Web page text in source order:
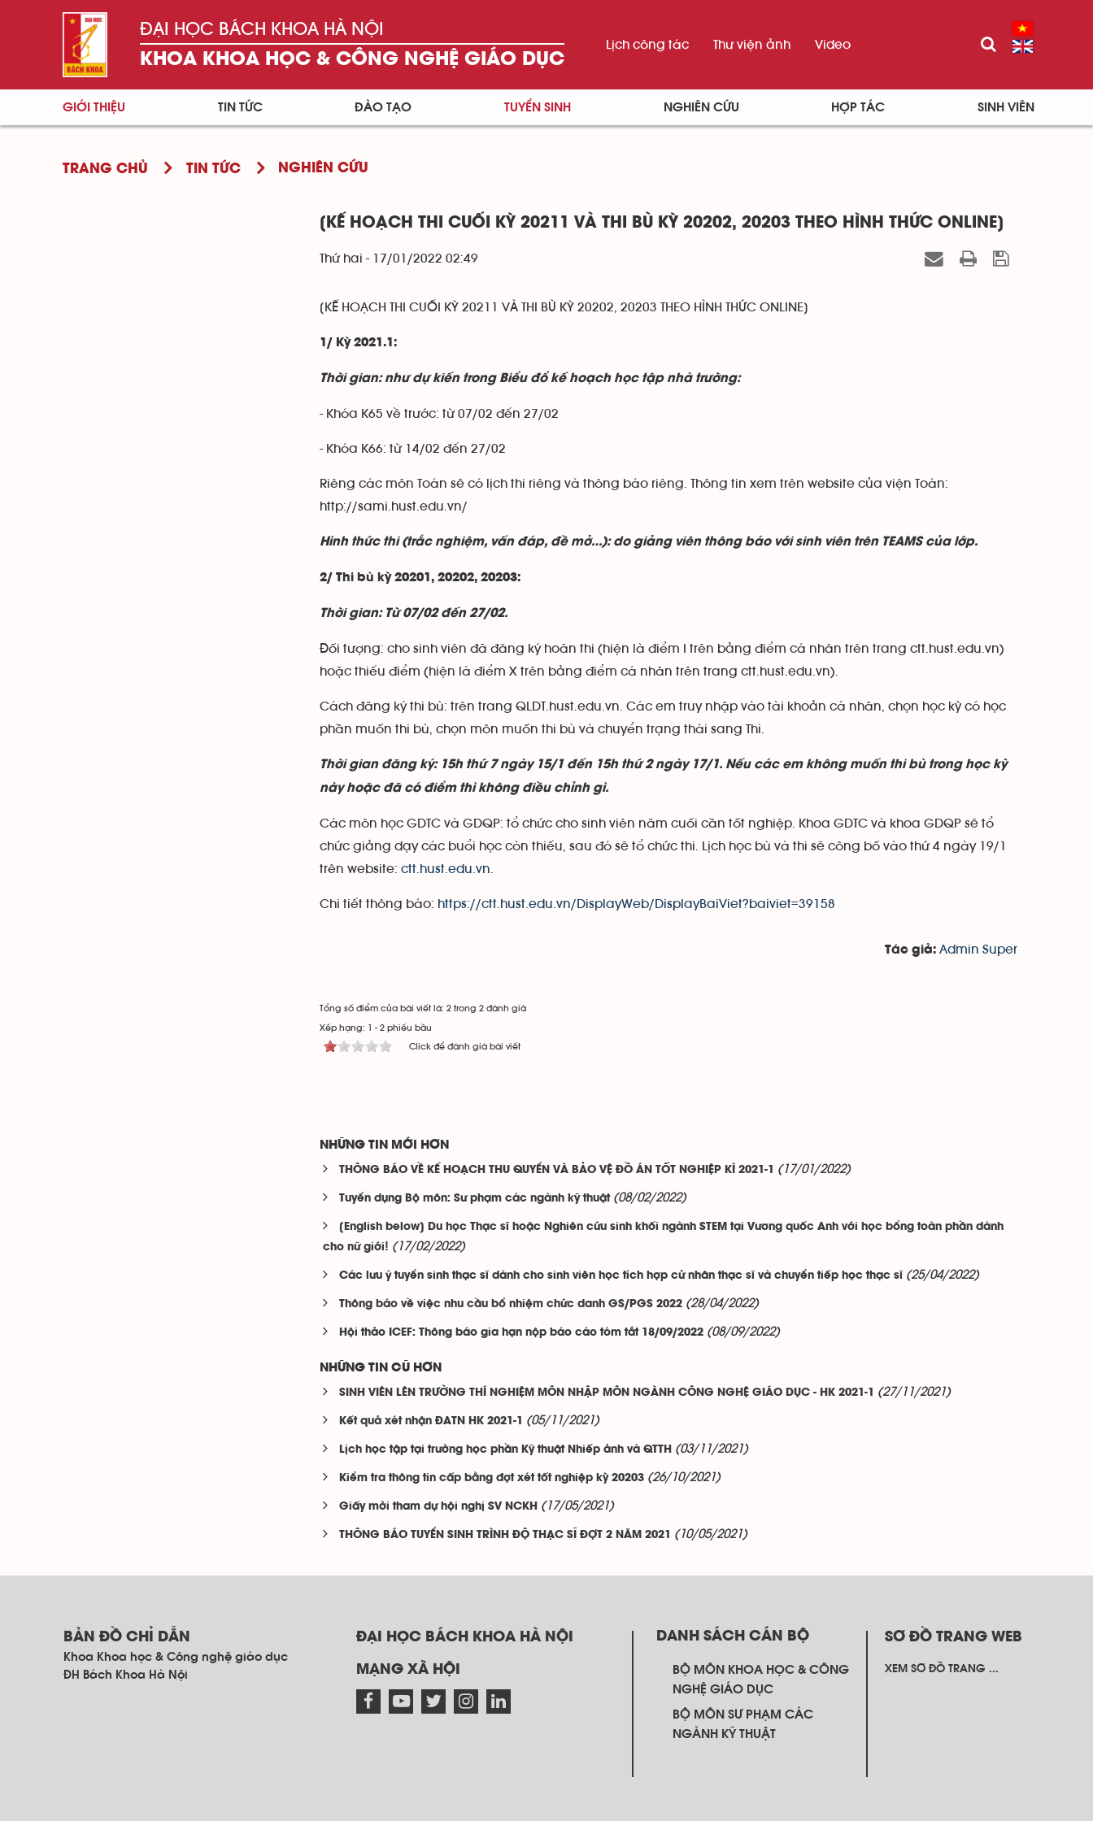
ĐẠI HỌC BÁCH KHOA HÀ NỘI
KHOA KHOA HỌC & CÔNG NGHỆ GIÁO DỤC
Lịch công tác Thư viện ảnh Video
GIỚI THIỆU TIN TỨC ĐÀO TẠO TUYỂN SINH NGHIÊN CỨU HỢP TÁC SINH VIÊN
TRANG CHỦ TIN TỨC NGHIÊN CỨU
[KẾ HOẠCH THI CUỐI KỲ 20211 VÀ THI BÙ KỲ 20202, 20203 THEO HÌNH THỨC ONLINE]
Thứ hai - 17/01/2022 02:49
[KẾ HOẠCH THI CUỐI KỲ 20211 VÀ THI BÙ KỲ 20202, 20203 THEO HÌNH THỨC ONLINE]
1/ Kỳ 2021.1:
Thời gian: như dự kiến trong Biểu đổ kế hoạch học tập nhà trường:
- Khóa K65 về trước: từ 07/02 đến 27/02
- Khóa K66: từ 14/02 đến 27/02
Riêng các môn Toán sẽ có lịch thi riêng và thông báo riêng. Thông tin xem trên website của viện Toán:
http://sami.hust.edu.vn/
Hình thức thi (trắc nghiệm, vấn đáp, đề mở…): do giảng viên thông báo với sinh viên trên TEAMS của lớp.
2/ Thi bù kỳ 20201, 20202, 20203:
Thời gian: Từ 07/02 đến 27/02.
Đối tượng: cho sinh viên đã đăng ký hoãn thi (hiện là điểm I trên bảng điểm cá nhân trên trang ctt.hust.edu.vn)
hoặc thiếu điểm (hiện là điểm X trên bảng điểm cá nhân trên trang ctt.hust.edu.vn).
Cách đăng ký thi bù: trên trang QLDT.hust.edu.vn. Các em truy nhập vào tài khoản cá nhân, chọn học kỳ có học
phần muốn thi bù, chọn môn muốn thi bù và chuyển trạng thái sang Thi.
Thời gian đăng ký: 15h thứ 7 ngày 15/1 đến 15h thứ 2 ngày 17/1. Nếu các em không muốn thi bù trong học kỳ
này hoặc đã có điểm thì không điều chỉnh gì.
Các môn học GDTC và GDQP: tổ chức cho sinh viên năm cuối cần tốt nghiệp. Khoa GDTC và khoa GDQP sẽ tổ
chức giảng dạy các buổi học còn thiếu, sau đó sẽ tổ chức thi. Lịch học bù và thi sẽ công bố vào thứ 4 ngày 19/1
trên website: ctt.hust.edu.vn
Chi tiết thông báo: https://ctt.hust.edu.vn/DisplayWeb/DisplayBaiViet?baiviet=39158
Tác giả: Admin Super
Tổng số điểm của bài viết là: 2 trong 2 đánh giá
Xếp hạng: 1 - 2 phiếu bầu
Click để đánh giá bài viết
NHỮNG TIN MỚI HƠN
THÔNG BÁO VỀ KẾ HOẠCH THU QUYỂN VÀ BẢO VỆ ĐỒ ÁN TỐT NGHIỆP KÌ 2021-1 (17/01/2022)
Tuyển dụng Bộ môn: Sư phạm các ngành kỹ thuật (08/02/2022)
[English below] Du học Thạc sĩ hoặc Nghiên cứu sinh khối ngành STEM tại Vương quốc Anh với học bổng toàn phần dành
cho nữ giới! (17/02/2022)
Các lưu ý tuyển sinh thạc sĩ dành cho sinh viên học tích hợp cử nhân thạc sĩ và chuyển tiếp học thạc sĩ (25/04/2022)
Thông báo về việc nhu cầu bổ nhiệm chức danh GS/PGS 2022 (28/04/2022)
Hội thảo ICEF: Thông báo gia hạn nộp báo cáo tóm tắt 18/09/2022 (08/09/2022)
NHỮNG TIN CŨ HƠN
SINH VIÊN LÊN TRƯỜNG THÍ NGHIỆM MÔN NHẬP MÔN NGÀNH CÔNG NGHỆ GIÁO DỤC - HK 2021-1 (27/11/2021)
Kết quả xét nhận ĐATN HK 2021-1 (05/11/2021)
Lịch học tập tại trường học phần Kỹ thuật Nhiếp ảnh và QTTH (03/11/2021)
Kiểm tra thông tin cấp bằng đợt xét tốt nghiệp kỳ 20203 (26/10/2021)
Giấy mời tham dự hội nghị SV NCKH (17/05/2021)
THÔNG BÁO TUYỂN SINH TRÌNH ĐỘ THẠC SĨ ĐỢT 2 NĂM 2021 (10/05/2021)
BẢN ĐỒ CHỈ DẪN
Khoa Khoa học & Công nghệ giáo dục
ĐH Bách Khoa Hà Nội
ĐẠI HỌC BÁCH KHOA HÀ NỘI
MẠNG XÃ HỘI
DANH SÁCH CÁN BỘ
BỘ MÔN KHOA HỌC & CÔNG
NGHỆ GIÁO DỤC
BỘ MÔN SƯ PHẠM CÁC
NGÀNH KỸ THUẬT
SƠ ĐỒ TRANG WEB
XEM SƠ ĐỒ TRANG ...